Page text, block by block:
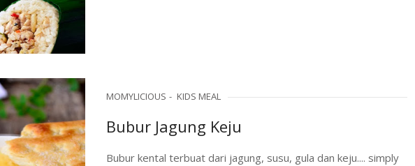
MOMYLICIOUS KIDS MEAL
Bubur Jagung Keju
Bubur kental terbuat dari jagung, susu, gula dan keju.... simply